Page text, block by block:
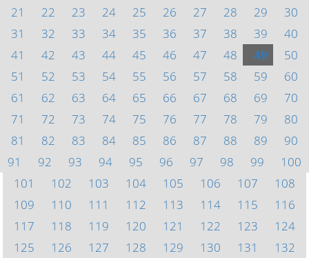
21
22 23 24 25 26 27 28 29
30
31
32 33 34 35 36 37 38 39
40
41
42 43 44 45 46 47 48 49
50
51
52 53 54 55 56 57 58 59
60
61
62 63 64 65 66 67 68 69
70
71
72 73 74 75 76 77 78 79
80
81
82 83 84 85 86 87 88 89
90
91
92 93 94 95 96 97 98 99
100
101
102 103 104 105 106 107
108
109
110 111 112 113 114 115
116
117
118 119 120 121 122 123
124
125
126 127 128 129 130 131
132